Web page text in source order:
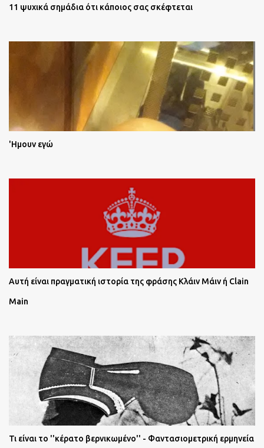
11 ψυχικά σημάδια ότι κάποιος σας σκέφτεται
'Ημουν εγώ
Αυτή είναι πραγματική ιστορία της φράσης Κλάιν Μάιν ή Clain
Main
Τι είναι το ''κέρατο βερνικωμένο'' - Φαντασιομετρική ερμηνεία